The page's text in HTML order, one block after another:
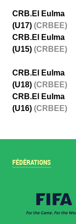
CRB.El Eulma
(U17) (CRBEE)
CRB.El Eulma
(U15) (CRBEE)
CRB.El Eulma
(U18) (CRBEE)
CRB.El Eulma
(U16) (CRBEE)
FÉDÉRATIONS